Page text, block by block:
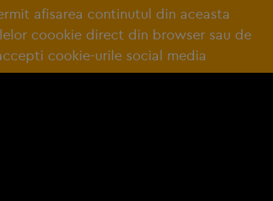
afisarea continutul din aceasta
coookie direct din browser sau de
cookie-urile social media